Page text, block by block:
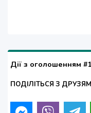
Дії з оголошенням
ПОДІЛІТЬСЯ З